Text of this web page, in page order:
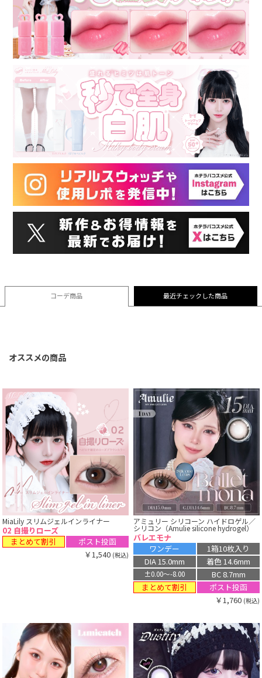
コーデ商品 最近チェックした商品
オススメの商品
MiaLily スリムジェルインライナー
02 自撮りローズ
まとめて割引
ポスト投函
￥1,540 (税込)
アミュリー シリコーン ハイドロゲル／
シリコン（Amulie silicone hydrogel）
バレエモナ
ワンデー
1箱10枚入り
DIA 15.0mm
着色 14.6mm
±0.00〜-8.00
BC 8.7mm
まとめて割引
ポスト投函
￥1,760 (税込)